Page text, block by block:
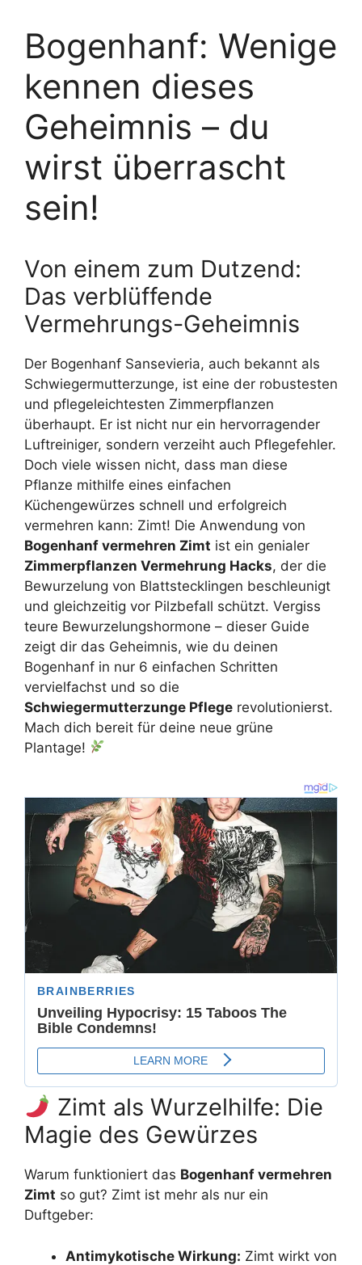
Bogenhanf: Wenige
kennen dieses
Geheimnis – du
wirst überrascht
sein!
Von einem zum Dutzend:
Das verblüffende
Vermehrungs-Geheimnis
Der Bogenhanf Sansevieria, auch bekannt als
Schwiegermutterzunge, ist eine der robustesten
und pflegeleichtesten Zimmerpflanzen
überhaupt. Er ist nicht nur ein hervorragender
Luftreiniger, sondern verzeiht auch Pflegefehler.
Doch viele wissen nicht, dass man diese
Pflanze mithilfe eines einfachen
Küchengewürzes schnell und erfolgreich
vermehren kann: Zimt! Die Anwendung von
Bogenhanf vermehren Zimt ist ein genialer
Zimmerpflanzen Vermehrung Hacks, der die
Bewurzelung von Blattstecklingen beschleunigt
und gleichzeitig vor Pilzbefall schützt. Vergiss
teure Bewurzelungshormone – dieser Guide
zeigt dir das Geheimnis, wie du deinen
Bogenhanf in nur 6 einfachen Schritten
vervielfachst und so die
Schwiegermutterzunge Pflege revolutionierst.
Mach dich bereit für deine neue grüne
Plantage!
Zimt als Wurzelhilfe: Die
Magie des Gewürzes
Warum funktioniert das Bogenhanf vermehren
Zimt so gut? Zimt ist mehr als nur ein
Duftgeber:
Antimykotische Wirkung: Zimt wirkt von